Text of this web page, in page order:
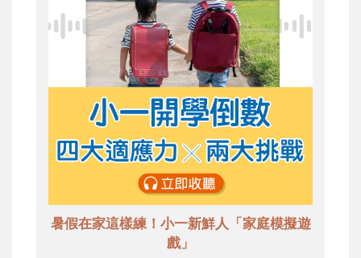
暑假在家這樣練！小一新鮮人「家庭模擬遊
戲」